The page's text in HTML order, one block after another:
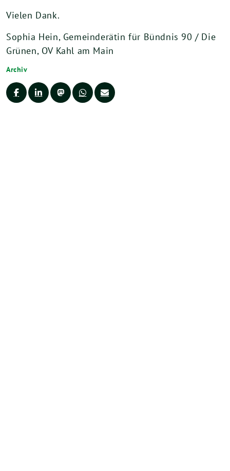
Vielen Dank.
Sophia Hein, Gemeinderätin für Bündnis 90 / Die
Grünen, OV Kahl am Main
Archiv